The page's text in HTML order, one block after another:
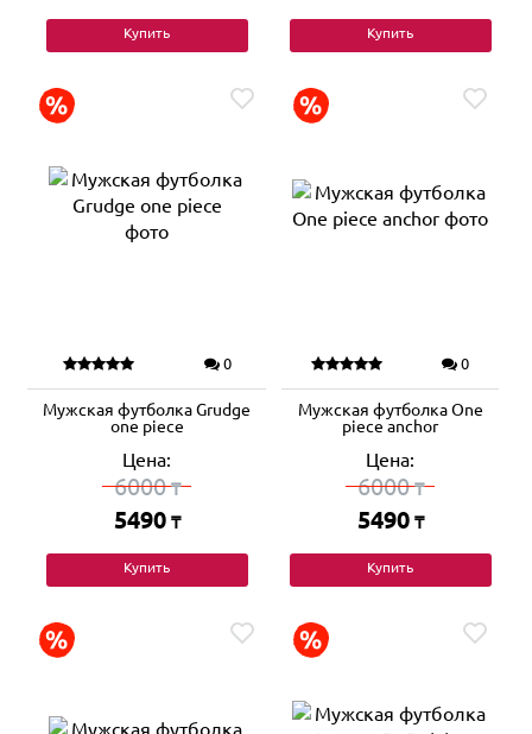
Купить Купить
0
Мужская футболка Grudge
one piece
Цена:
6000₸
5490 ₸
Купить
0
Мужская футболка One
piece anchor
Цена:
6000₸
5490 ₸
Купить